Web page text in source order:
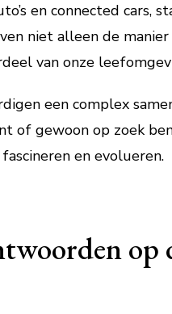
en connected cars,
niet alleen de
van onze
een complex
of gewoon op zoek
en evolueren.
op